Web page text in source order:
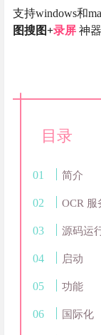
支持windows和
图搜图+录屏 神器
目录
简介
OCR 服
源码运
启动
功能
国际化